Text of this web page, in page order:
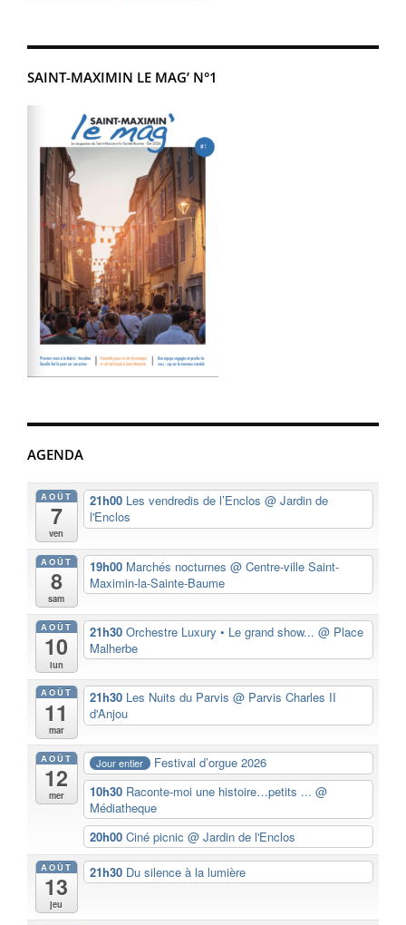
SAINT-MAXIMIN LE MAG’ N°1
AGENDA
AOÛT
7
ven
21h00 Les vendredis de l’Enclos @ Jardin de
l'Enclos
AOÛT
8
sam
19h00 Marchés nocturnes @ Centre-ville Saint-
Maximin-la-Sainte-Baume
AOÛT
10
lun
21h30 Orchestre Luxury • Le grand show... @ Place
Malherbe
AOÛT
11
mar
21h30 Les Nuits du Parvis @ Parvis Charles II
d'Anjou
AOÛT
12
mer
Jour entier
Festival d’orgue 2026
10h30 Raconte-moi une histoire…petits ... @
Médiatheque
20h00 Ciné picnic @ Jardin de l'Enclos
AOÛT
13
jeu
21h30 Du silence à la lumière